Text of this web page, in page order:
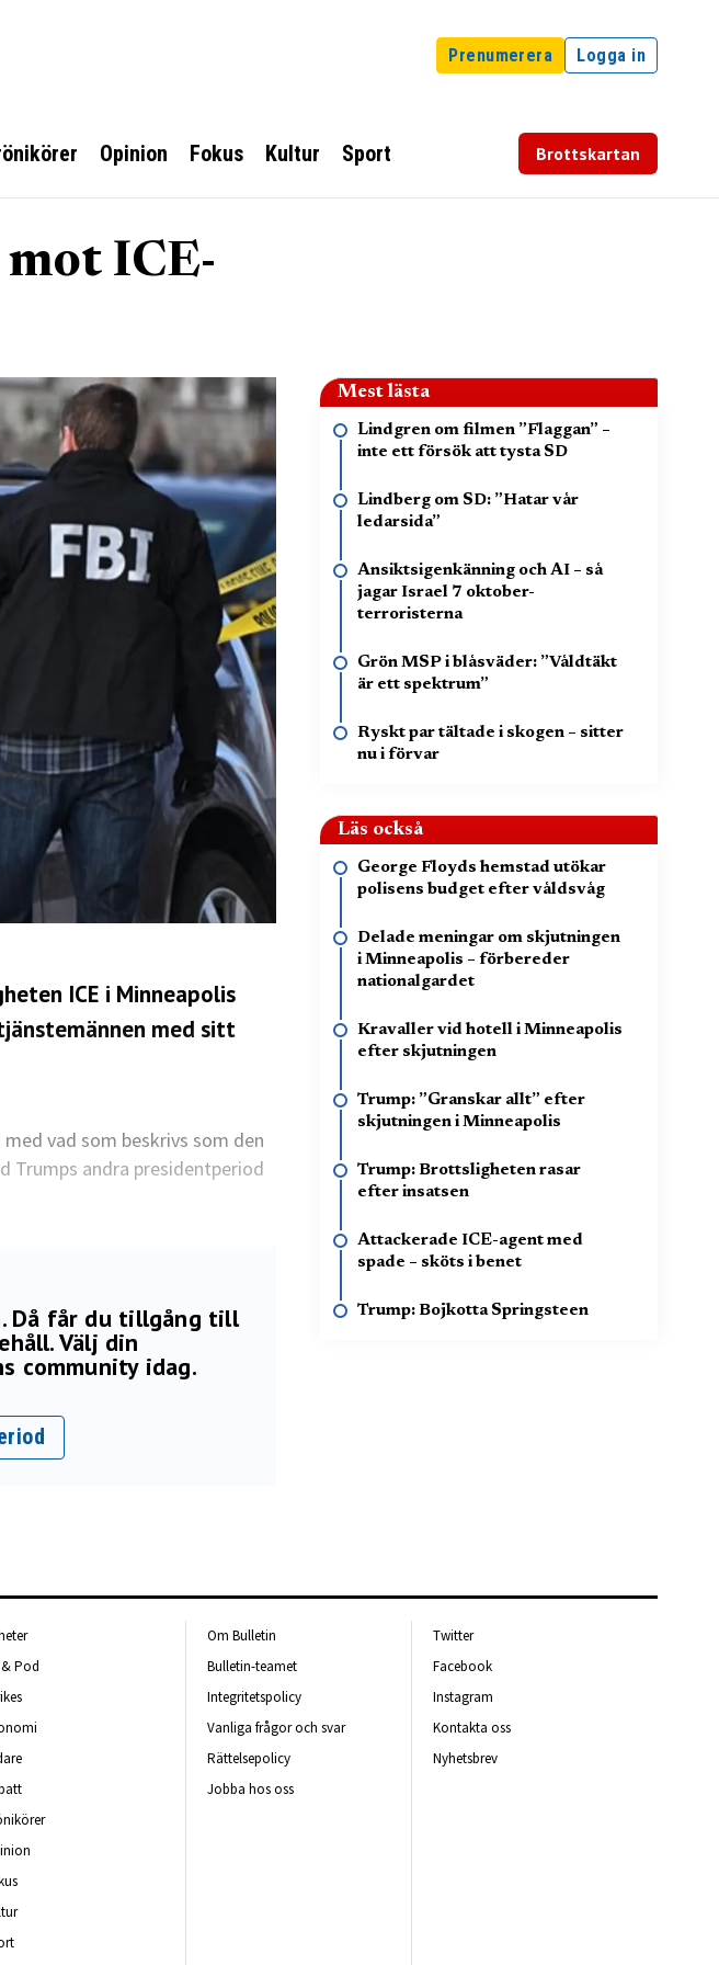
Prenumerera Logga in
Opinion Fokus Kultur Sport Brottskartan
ICE-
ICE i Minneapolis
med sitt
vad som beskrivs som den
Trumps andra presidentperiod
Då får du tillgång till
Välj din
community idag.
Mest lästa
Lindgren om filmen ”Flaggan” –
inte ett försök att tysta SD
Lindberg om SD: ”Hatar vår
ledarsida”
Ansiktsigenkänning och AI – så
jagar Israel 7 oktober-
terroristerna
Grön MSP i blåsväder: ”Våldtäkt
är ett spektrum”
Ryskt par tältade i skogen – sitter
nu i förvar
Läs också
George Floyds hemstad utökar
polisens budget efter våldsvåg
Delade meningar om skjutningen
i Minneapolis – förbereder
nationalgardet
Kravaller vid hotell i Minneapolis
efter skjutningen
Trump: ”Granskar allt” efter
skjutningen i Minneapolis
Trump: Brottsligheten rasar
efter insatsen
Attackerade ICE-agent med
spade – sköts i benet
Trump: Bojkotta Springsteen
Pod
Om Bulletin
Bulletin-teamet
Integritetspolicy
Vanliga frågor och svar
Rättelsepolicy
Jobba hos oss
Twitter
Facebook
Instagram
Kontakta oss
Nyhetsbrev